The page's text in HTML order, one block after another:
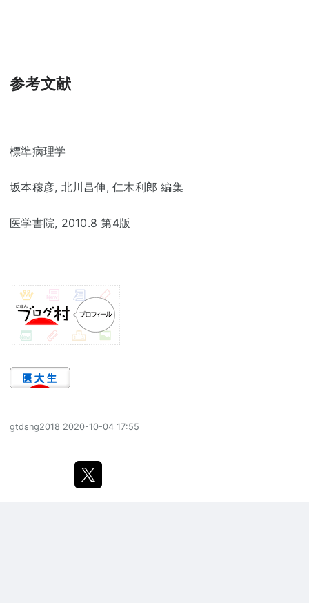
参考文献
標準病理学
坂本穆彦, 北川昌伸, 仁木利郎 編集
医学書院, 2010.8 第4版
gtdsng2018 2020-10-04 17:55